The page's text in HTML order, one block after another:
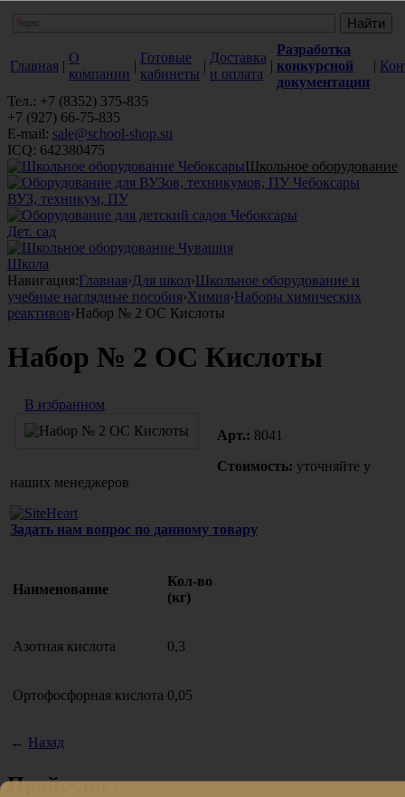
Главная |
О
компании
|
Готовые
кабинеты
|
Доставка
и оплата
|
Разработка
конкурсной
документации
|
Тел.: +7 (8352) 375-835
+7 (927) 66-75-835
E-mail: sale@school-shop.su
ICQ: 642380475
Школьное оборудование
ВУЗ, техникум, ПУ
Дет. сад
Школа
Навигация:Главная›Для школ›Школьное оборудование и
учебные наглядные пособия›Химия›Наборы химических
реактивов›Набор № 2 ОС Кислоты
Набор № 2 ОС Кислоты
В избранном
Арт.: 8041
Стоимость: уточняйте у
наших менеджеров
Задать нам вопрос по данному товару
Наименование
Кол-во
(кг)
Азотная кислота 0,3
Ортофосфорная кислота 0,05
← Назад
Прайс-лист